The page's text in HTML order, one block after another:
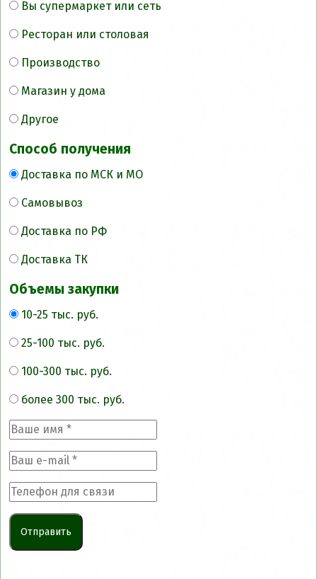
Вы супермаркет или сеть
Ресторан или столовая
Производство
Магазин у дома
Другое
Способ получения
Доставка по МСК и МО
Самовывоз
Доставка по РФ
Доставка ТК
Объемы закупки
10-25 тыс. руб.
25-100 тыс. руб.
100-300 тыс. руб.
более 300 тыс. руб.